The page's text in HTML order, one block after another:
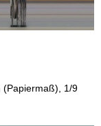
(Papiermaß), 1/9